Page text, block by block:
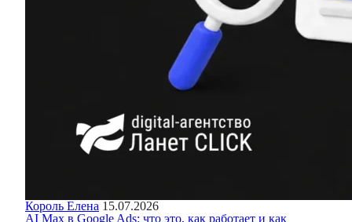
Король Елена 15.07.2026
AI Max в Google Ads: что это, как работает и как